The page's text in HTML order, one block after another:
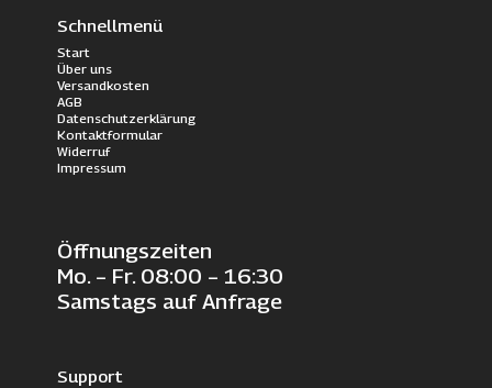
Schnellmenü
Start
Über uns
Versandkosten
AGB
Datenschutzerklärung
Kontaktformular
Widerruf
Impressum
Öffnungszeiten
Mo. – Fr. 08:00 – 16:30
Samstags auf Anfrage
Support